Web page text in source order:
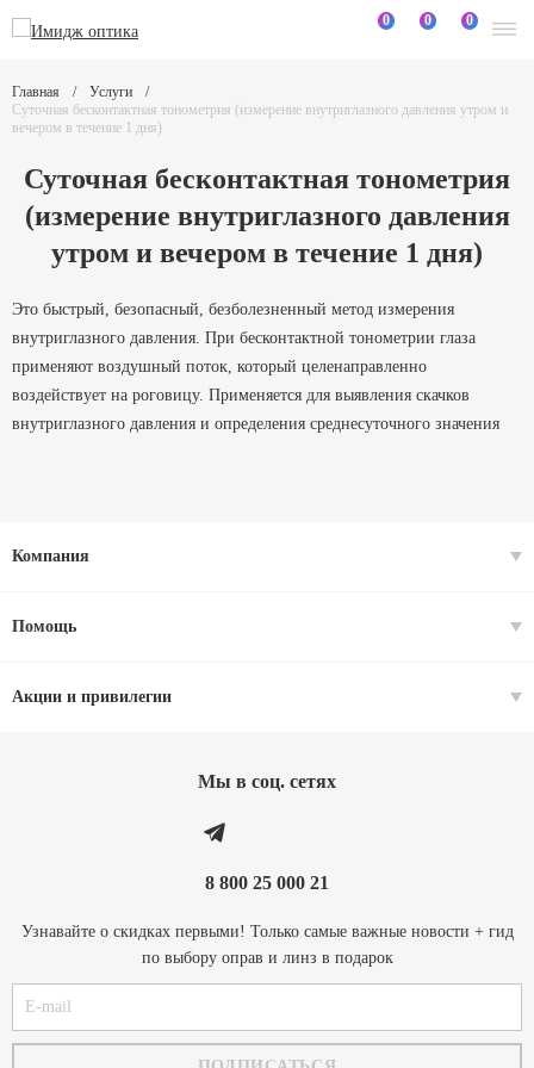
0 0 0
Главная
Услуги
Суточная бесконтактная тонометрия (измерение внутриглазного давления утром и
вечером в течение 1 дня)
Суточная бесконтактная тонометрия
(измерение внутриглазного давления
утром и вечером в течение 1 дня)
Это быстрый, безопасный, безболезненный метод измерения
внутриглазного давления. При бесконтактной тонометрии глаза
применяют воздушный поток, который целенаправленно
воздействует на роговицу. Применяется для выявления скачков
внутриглазного давления и определения среднесуточного значения
Компания
Помощь
Акции и привилегии
Мы в соц. cетях
8 800 25 000 21
Узнавайте о скидках первыми! Только самые важные новости + гид
по выбору оправ и линз в подарок